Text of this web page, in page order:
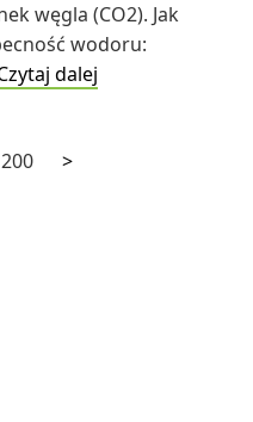
węgla (CO2). Jak
wodoru:
dalej
200
Następna
>